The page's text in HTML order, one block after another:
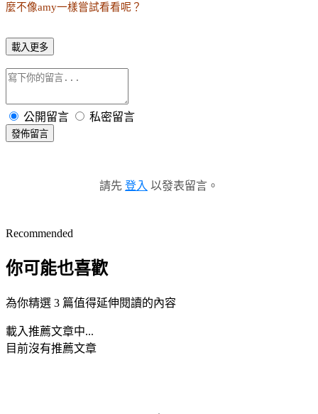
麼不像amy一樣嘗試看看呢？
載入更多
公開留言 私密留言
發佈留言
請先 登入 以發表留言。
Recommended
你可能也喜歡
為你精選 3 篇值得延伸閱讀的內容
載入推薦文章中...
目前沒有推薦文章